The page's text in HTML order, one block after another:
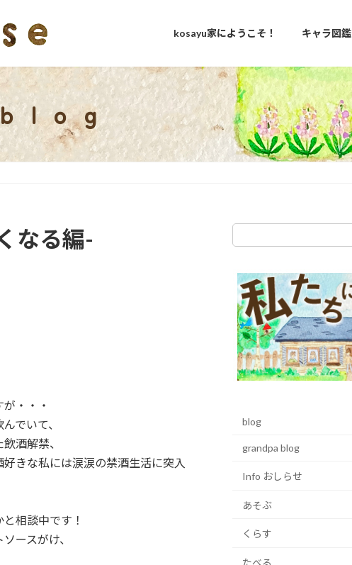
kosayu家にようこそ！ キャラ図鑑
blog
なる編-
・・・
でいて、
酒解禁、
きな私には涙涙の禁酒生活に突入
相談中です！
ースがけ、
blog
grandpa blog
Info おしらせ
あそぶ
くらす
たべる